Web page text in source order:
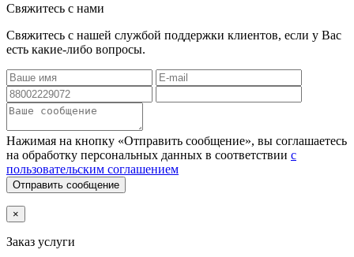
Свяжитесь с нами
Свяжитесь с нашей службой поддержки клиентов, если у Вас
есть какие-либо вопросы.
Нажимая на кнопку «Отправить сообщение», вы соглашаетесь
на обработку персональных данных в соответствии с
пользовательским соглашением
Отправить сообщение
×
Заказ услуги